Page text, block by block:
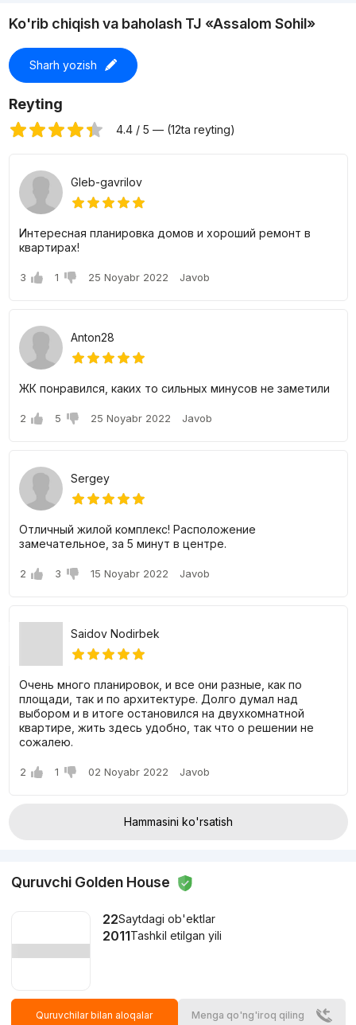
Ko'rib chiqish va baholash TJ «Assalom Sohil»
Sharh yozish
Reyting
4.4 / 5 — (12ta reyting)
Gleb-gavrilov
Интересная планировка домов и хороший ремонт в
квартирах!
3 1 25 Noyabr 2022 Javob
Anton28
ЖК понравился, каких то сильных минусов не заметили
2 5 25 Noyabr 2022 Javob
Sergey
Отличный жилой комплекс! Расположение
замечательное, за 5 минут в центре.
2 3 15 Noyabr 2022 Javob
Saidov Nodirbek
Очень много планировок, и все они разные, как по
площади, так и по архитектуре. Долго думал над
выбором и в итоге остановился на двухкомнатной
квартире, жить здесь удобно, так что о решении не
сожалею.
2 1 02 Noyabr 2022 Javob
Hammasini ko'rsatish
Quruvchi Golden House
22Saytdagi ob'ektlar
2011Tashkil etilgan yili
Quruvchilar bilan aloqalar Menga qo'ng'iroq qiling